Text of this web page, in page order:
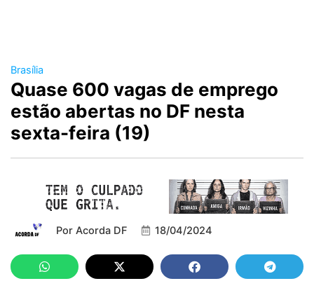
Brasília
Quase 600 vagas de emprego
estão abertas no DF nesta
sexta-feira (19)
Por Acorda DF 18/04/2024